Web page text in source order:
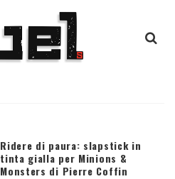
Ridere di paura: slapstick in
tinta gialla per Minions &
Monsters di Pierre Coffin